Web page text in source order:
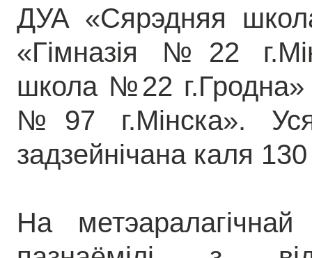
ДУА «Сярэдняя
«Гімназія №22
школа №22
№97 г.Мінска».
задзейнічана каля
На